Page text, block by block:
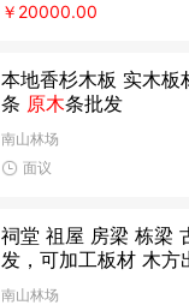
￥20000.00
本地香杉木板 实木板
条 原木条批发
南山林场
面议
祠堂 祖屋 房梁 栋梁
发，可加工板材 木方
南山林场